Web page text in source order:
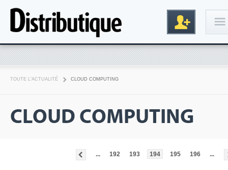
TOUTE L'ACTUALITÉ CLOUD COMPUTING
CLOUD COMPUTING
... 192 193 194 195 196 ...